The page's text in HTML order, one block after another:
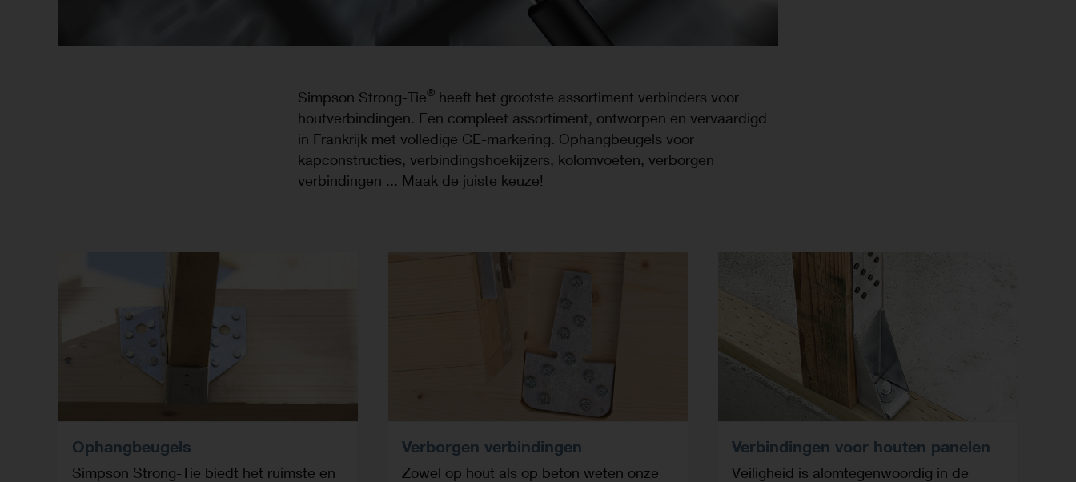
Simpson Strong-Tie® heeft het grootste assortiment verbinders voor
houtverbindingen. Een compleet assortiment, ontworpen en vervaardigd
in Frankrijk met volledige CE-markering. Ophangbeugels voor
kapconstructies, verbindingshoekijzers, kolomvoeten, verborgen
verbindingen ... Maak de juiste keuze!
Ophangbeugels
Simpson Strong-Tie biedt het ruimste en
Verborgen verbindingen
Zowel op hout als op beton weten onze
Verbindingen voor houten panelen
Veiligheid is alomtegenwoordig in de